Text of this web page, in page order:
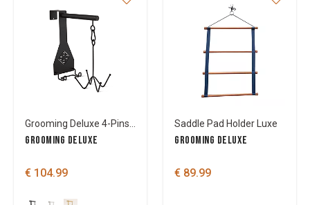
GROOMING DELUXE
€ 104.99
Saddle Pad Holder Luxe
GROOMING DELUXE
€ 89.99